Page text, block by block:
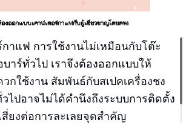
งออกแบบเคาน์เตอร์กาแฟกับผู้เชี่ยวชาญโดยตรง
กาแฟ การใช้งานไม่เหมือนกับโต๊ะ
าร์ทั่วไป เราจึงต้องออกแบบให้
กใช้งาน สัมพันธ์กับสเปคเครื่องชง
ไปอาจไม่ได้คำนึงถึงระบบการติดตั้ง
สี่ยงต่อการละเลยจุดสำคัญ